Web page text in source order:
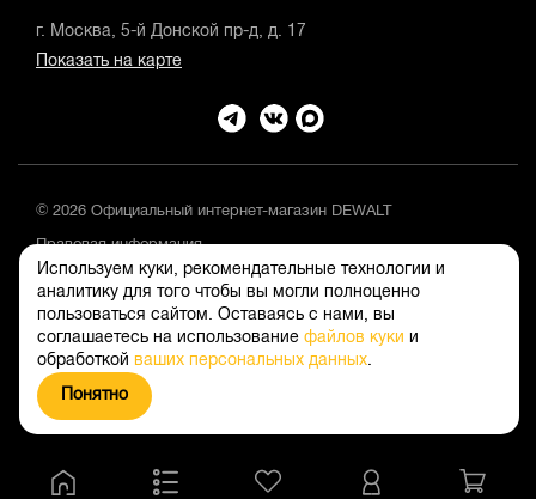
Используем куки, рекомендательные технологии и
аналитику для того чтобы вы могли полноценно
пользоваться сайтом. Оставаясь с нами, вы
соглашаетесь на использование файлов куки и
обработкой ваших персональных данных.
Понятно
г. Москва, 5-й Донской пр-д, д. 17
Показать на карте
© 2026 Официальный интернет-магазин DEWALT
Правовая информация
Положение об обработке и защите персональных данных